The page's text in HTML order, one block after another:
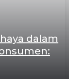
dalam